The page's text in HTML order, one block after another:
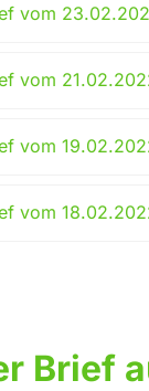
vom
vom
vom
vom
Brief